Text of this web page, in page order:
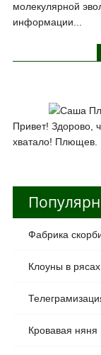
молекулярной
информации...
Привет! Здорово,
хватало! Плющев.
Фабрика
Клоуны в рясах
Кровавая няня